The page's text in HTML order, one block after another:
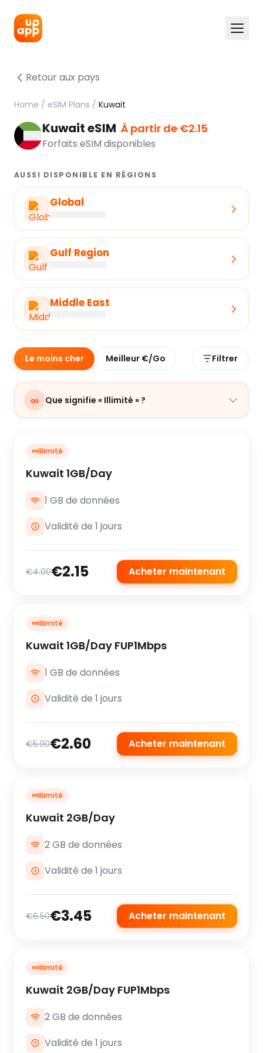
Retour aux pays
Home / eSIM Plans / Kuwait
Kuwait eSIM À partir de €2.15
Forfaits eSIM disponibles
AUSSI DISPONIBLE EN RÉGIONS
Global
Gulf Region
Middle East
Le moins cher Meilleur €/Go Filtrer
∞ Que signifie « Illimité » ?
∞Illimité
Kuwait 1GB/Day
1 GB de données
Validité de 1 jours
€4.00€2.15 Acheter maintenant
∞Illimité
Kuwait 1GB/Day FUP1Mbps
1 GB de données
Validité de 1 jours
€5.00€2.60 Acheter maintenant
∞Illimité
Kuwait 2GB/Day
2 GB de données
Validité de 1 jours
€6.50€3.45 Acheter maintenant
∞Illimité
Kuwait 2GB/Day FUP1Mbps
2 GB de données
Validité de 1 jours